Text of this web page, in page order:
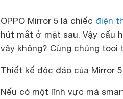
OPPO Mirror 5 là chiếc điện
hút mắt ở mặt sau. Vậy cấu
vậy không? Cùng chúng
Thiết kế độc đáo của Mirror 5
Nếu có một lĩnh vực mà